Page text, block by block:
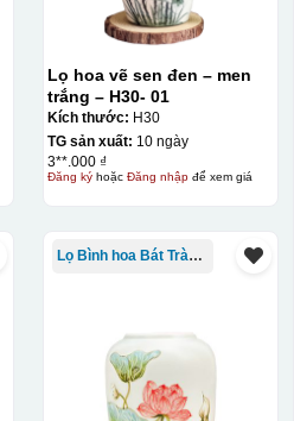
Lọ hoa vẽ sen đen – men
trắng – H30- 01
Kích thước: H30
TG sản xuất: 10 ngày
3**.000 ₫
Đăng kýhoặc Đăng nhậpđể xem giá
Lọ Bình hoa Bát Tràng in logo